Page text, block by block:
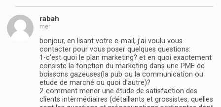
rabah
mer
bonjour, en lisant votre e-mail, j’ai voulu vous
contacter pour vous poser quelques questions:
1-c’est quoi le plan marketing? et en quoi exactement
consiste la fonction du marketing dans une PME de
boissons gazeuses(la pub ou la communication ou
etude de marché ou quoi d’autre)?
2-comment mener une étude de satisfaction des
clients intèrmédiaires (détaillants et grossistes, quelles